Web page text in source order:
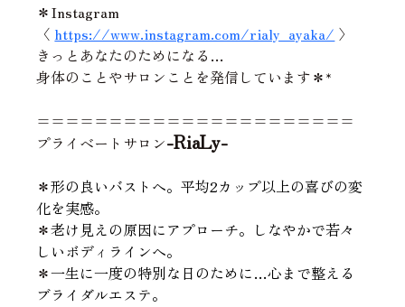
＊Instagram
〈 https://www.instagram.com/rialy_ayaka/ 〉
きっとあなたのためになる…
身体のことやサロンことを発信しています＊*
======================
プライベートサロン-RiaLy-
＊形の良いバストへ。平均2カップ以上の喜びの変
化を実感。
＊老け見えの原因にアプローチ。しなやかで若々
しいボディラインへ。
＊一生に一度の特別な日のために…心まで整える
ブライダルエステ。